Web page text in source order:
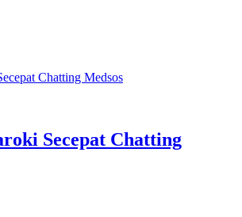
Secepat Chatting